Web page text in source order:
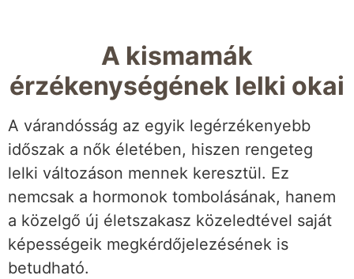
A kismamák
érzékenységének lelki okai
A várandósság az egyik legérzékenyebb
időszak a nők életében, hiszen rengeteg
lelki változáson mennek keresztül. Ez
nemcsak a hormonok tombolásának, hanem
a közelgő új életszakasz közeledtével saját
képességeik megkérdőjelezésének is
betudható.